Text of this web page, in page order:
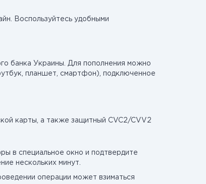
Воспользуйтесь удобными
банка Украины. Для пополнения можно
планшет, смартфон), подключенное
карты, а также защитный CVC2/CVV2
в специальное окно и подтвердите
нескольких минут.
операции может взиматься